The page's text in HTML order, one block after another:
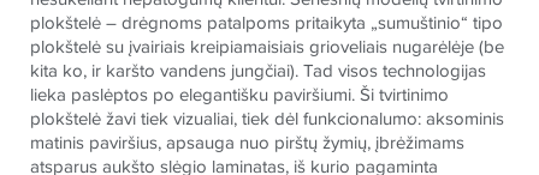
plokštelė – drėgnoms patalpoms pritaikyta „sumuštinio“ tipo
plokštelė su įvairiais kreipiamaisiais grioveliais nugarėlėje (be
kita ko, ir karšto vandens jungčiai). Tad visos technologijas
lieka paslėptos po elegantišku paviršiumi. Ši tvirtinimo
plokštelė žavi tiek vizualiai, tiek dėl funkcionalumo: aksominis
matinis paviršius, apsauga nuo pirštų žymių, įbrėžimams
atsparus aukšto slėgio laminatas, iš kurio pagaminta